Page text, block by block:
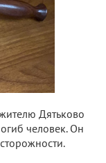
Дятьково
человек. Он